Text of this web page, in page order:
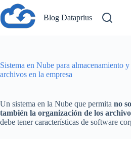
Saltar
al
contenido
Blog Dataprius
Sistema en Nube para almacenamiento
archivos en la empresa
Un sistema en la Nube que permita no
también la organización de los
debe tener características de software